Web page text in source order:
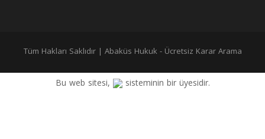
Tüm Hakları Saklıdır | Abaküs Hukuk - Ücretsiz Karar Arama
Bu web sitesi, sisteminin bir üyesidir.